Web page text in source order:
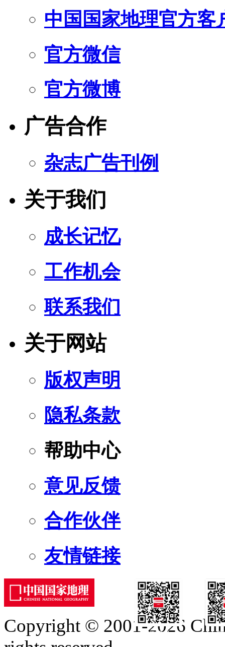
中国国家地理官方客
官方微信
官方微博
广告合作
杂志广告刊例
关于我们
成长记忆
工作机会
联系我们
关于网站
版权声明
隐私条款
帮助中心
意见反馈
合作伙伴
友情链接
订阅号
Copyright © 2001-2026